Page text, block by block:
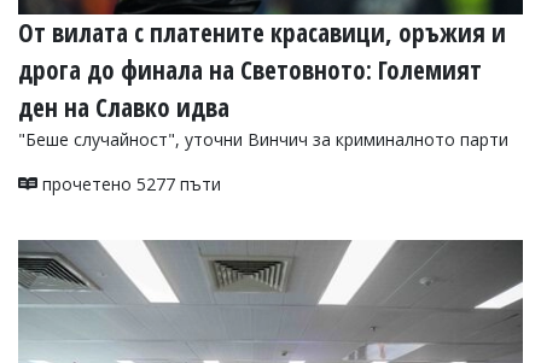
От вилата с платените красавици, оръжия и
дрога до финала на Световното: Големият
ден на Славко идва
"Беше случайност", уточни Винчич за криминалното парти
прочетено 5277 пъти